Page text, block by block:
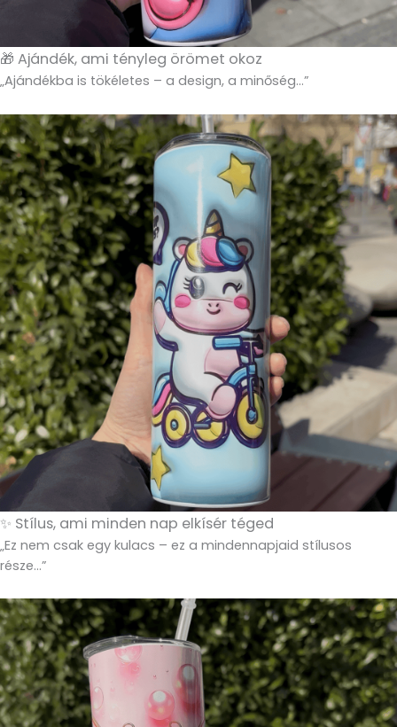
🎁 Ajándék, ami tényleg örömet okoz
„Ajándékba is tökéletes – a design, a minőség…”
✨ Stílus, ami minden nap elkísér téged
„Ez nem csak egy kulacs – ez a mindennapjaid stílusos
része…”